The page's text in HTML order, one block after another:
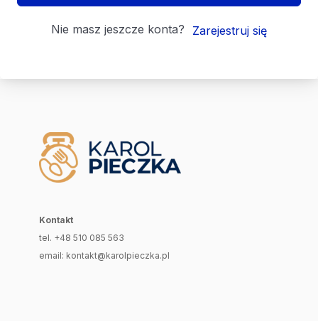
Nie masz jeszcze konta? Zarejestruj się
Kontakt
tel. +48 510 085 563
email: kontakt@karolpieczka.pl